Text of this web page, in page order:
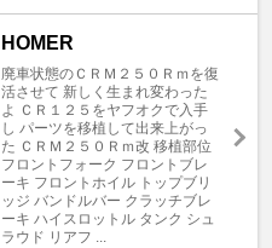
HOMER
廃車状態のＣＲＭ２５０Ｒｍを復
活させて 新しく生まれ変わった
よ ＣＲ１２５をヤフオクで入手
し パーツを移植して出来上がっ
た ＣＲＭ２５０Ｒｍ改 移植部位
フロントフォーク フロントブレ
ーキ フロントホイル トップブリ
ッジ バンドルバー クラッチブレ
ーキ ハイスロットル タンク シュ
ラウド リアフ ...